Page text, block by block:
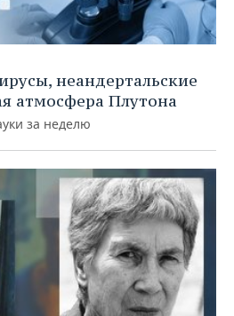
неандертальские
атмосфера Плутона
за неделю